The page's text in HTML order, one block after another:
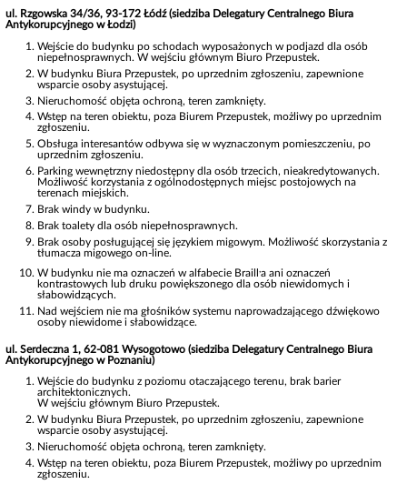
ul. Rzgowska 34/36, 93-172 Łódź (siedziba Delegatury Centralnego Biura
Antykorupcyjnego w Łodzi)
Wejście do budynku po schodach wyposażonych w podjazd dla osób
niepełnosprawnych. W wejściu głównym Biuro Przepustek.
W budynku Biura Przepustek, po uprzednim zgłoszeniu, zapewnione
wsparcie osoby asystującej.
Nieruchomość objęta ochroną, teren zamknięty.
Wstęp na teren obiektu, poza Biurem Przepustek, możliwy po uprzednim
zgłoszeniu.
Obsługa interesantów odbywa się w wyznaczonym pomieszczeniu, po
uprzednim zgłoszeniu.
Parking wewnętrzny niedostępny dla osób trzecich, nieakredytowanych.
Możliwość korzystania z ogólnodostępnych miejsc postojowych na
terenach miejskich.
Brak windy w budynku.
Brak toalety dla osób niepełnosprawnych.
Brak osoby posługującej się językiem migowym. Możliwość skorzystania z
tłumacza migowego on-line.
W budynku nie ma oznaczeń w alfabecie Braill ,a ani oznaczeń
kontrastowych lub druku powiększonego dla osób niewidomych i
słabowidzących.
Nad wejściem nie ma głośników systemu naprowadzającego dźwiękowo
osoby niewidome i słabowidzące.
ul. Serdeczna 1, 62-081 Wysogotowo (siedziba Delegatury Centralnego Biura
Antykorupcyjnego w Poznaniu)
Wejście do budynku z poziomu otaczającego terenu, brak barier
architektonicznych.
W wejściu głównym Biuro Przepustek.
W budynku Biura Przepustek, po uprzednim zgłoszeniu, zapewnione
wsparcie osoby asystującej.
Nieruchomość objęta ochroną, teren zamknięty.
Wstęp na teren obiektu, poza Biurem Przepustek, możliwy po uprzednim
zgłoszeniu.